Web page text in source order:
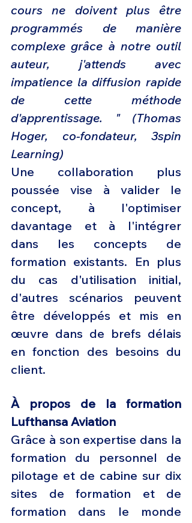
cours ne doivent plus être
programmés de manière
complexe grâce à notre outil
auteur, j'attends avec
impatience la diffusion rapide
de cette méthode
d'apprentissage. " (Thomas
Hoger, co-fondateur, 3spin
Learning)
Une collaboration plus
poussée vise à valider le
concept, à l'optimiser
davantage et à l'intégrer
dans les concepts de
formation existants. En plus
du cas d'utilisation initial,
d'autres scénarios peuvent
être développés et mis en
œuvre dans de brefs délais
en fonction des besoins du
client.
À propos de la formation
Lufthansa Aviation
Grâce à son expertise dans la
formation du personnel de
pilotage et de cabine sur dix
sites de formation et de
formation dans le monde